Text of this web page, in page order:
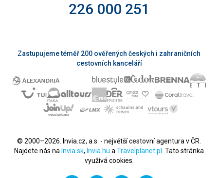
226 000 251
Zastupujeme téměř 200 ověřených českých i zahraničních
cestovních kanceláří
© 2000–2026. Invia.cz, a.s. - největší cestovní agentura v ČR.
Najdete nás na Invia.sk, Invia.hu a Travelplanet.pl
. Tato stránka
využívá cookies.